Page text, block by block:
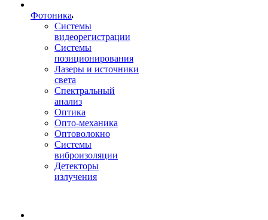
Фотоника
Cистемы
видеорегистрации
Системы
позиционирования
Лазеры и источники
света
Спектральный
анализ
Оптика
Опто-механика
Оптоволокно
Системы
виброизоляции
Детекторы
излучения